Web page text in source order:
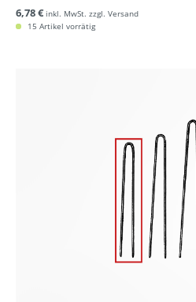
6,78 € inkl. MwSt. zzgl. Versand
15 Artikel vorrätig